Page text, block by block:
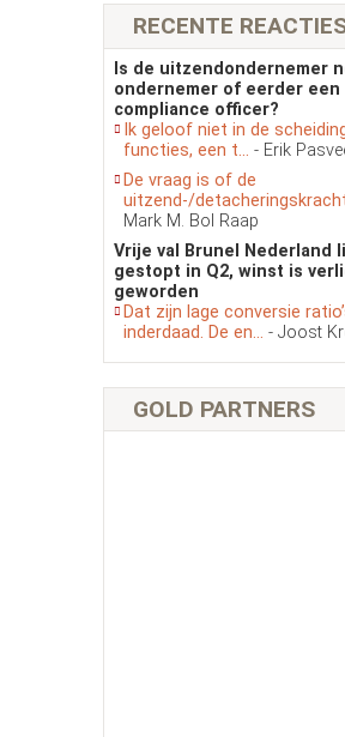
RECENTE
Is de uitzendondernemer
ondernemer of eerder een
compliance officer?
Ik geloof niet in de
functies, een t... - Erik
De vraag is of de
uitzend-/detacheringskracht
Mark M. Bol Raap
Vrije val Brunel Nederland
gestopt in Q2, winst is
geworden
Dat zijn lage conversie
inderdaad. De en... - Joost
GOLD PARTNERS